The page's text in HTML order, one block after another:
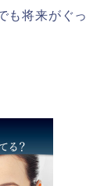
も将来がぐっ